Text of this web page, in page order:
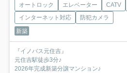
オートロック エレベーター CATV
インターネット対応
防犯カメラ
新築
『イノバス元住吉』
元住吉駅徒歩3分♪
2026年完成新築分譲マンション♪